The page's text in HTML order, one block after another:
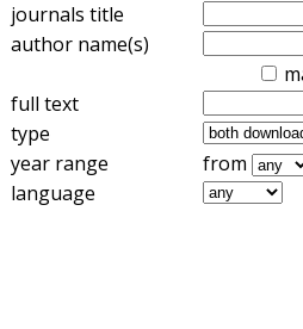
journals title
author name(s)
full text
type
year range
from
language